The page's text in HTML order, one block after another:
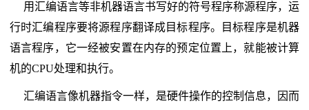
用汇编语言等非机器语言书写好的符号程序称源程序，运
行时汇编程序要将源程序翻译成目标程序。目标程序是机器
语言程序，它一经被安置在内存的预定位置上，就能被计算
机的CPU处理和执行。
汇编语言像机器指令一样，是硬件操作的控制信息，因而